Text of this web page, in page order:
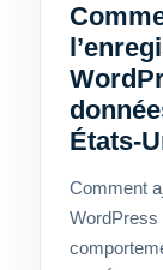
États-
Comment
WordPress